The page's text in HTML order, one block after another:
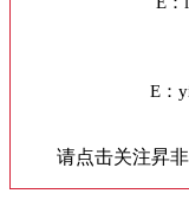
E：
请点击关注昇